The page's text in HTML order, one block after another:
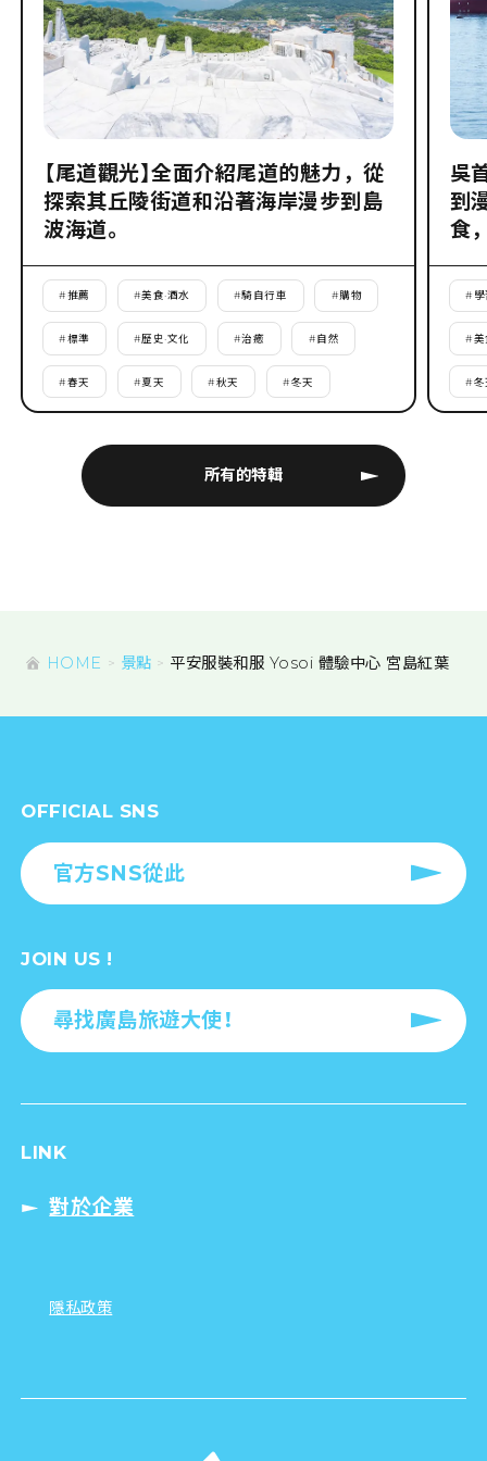
所有的特輯
【尾道觀光】全面介紹尾道的魅力，從
探索其丘陵街道和沿著海岸漫步到島
波海道。
#推薦 #美食·酒水 #騎自行車 #購物
#標準 #歷史·文化 #治癒 #自然
#春天 #夏天 #秋天 #冬天
吳
到
食
# 學
#美
#冬
HOME 景點 平安服裝和服 Yosoi 體驗中心 宮島紅葉
OFFICIAL SNS
官方SNS從此
JOIN US !
尋找廣島旅遊大使！
LINK
對於企業
隱私政策